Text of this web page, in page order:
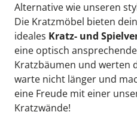
Alternative wie unseren
Die Kratzmöbel bieten
ideales Kratz- und
eine optisch
Kratzbäumen und werten
warte nicht länger und
eine Freude mit einer
Kratzwände!